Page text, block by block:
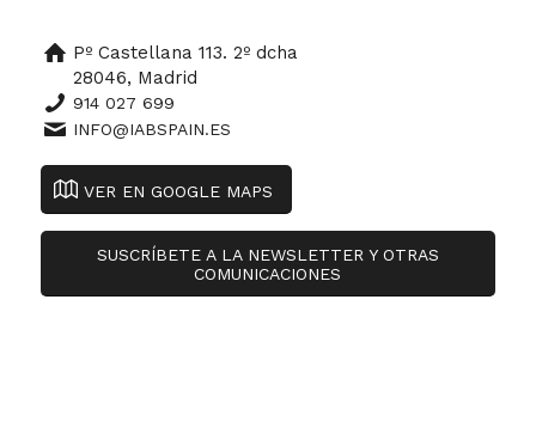
Pº Castellana 113. 2º dcha
28046, Madrid
914 027 699
INFO@IABSPAIN.ES
VER EN GOOGLE MAPS
SUSCRÍBETE A LA NEWSLETTER Y OTRAS
COMUNICACIONES